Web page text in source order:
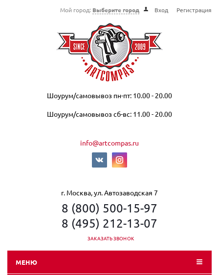
Мой город: Выберите город Вход Регистрация
Шоурум/самовывоз пн-пт: 10.00 - 20.00
Шоурум/самовывоз сб-вс: 11.00 - 20.00
info@artcompas.ru
г. Москва, ул. Автозаводская 7
8 (800) 500-15-97
8 (495) 212-13-07
ЗАКАЗАТЬ ЗВОНОК
МЕНЮ